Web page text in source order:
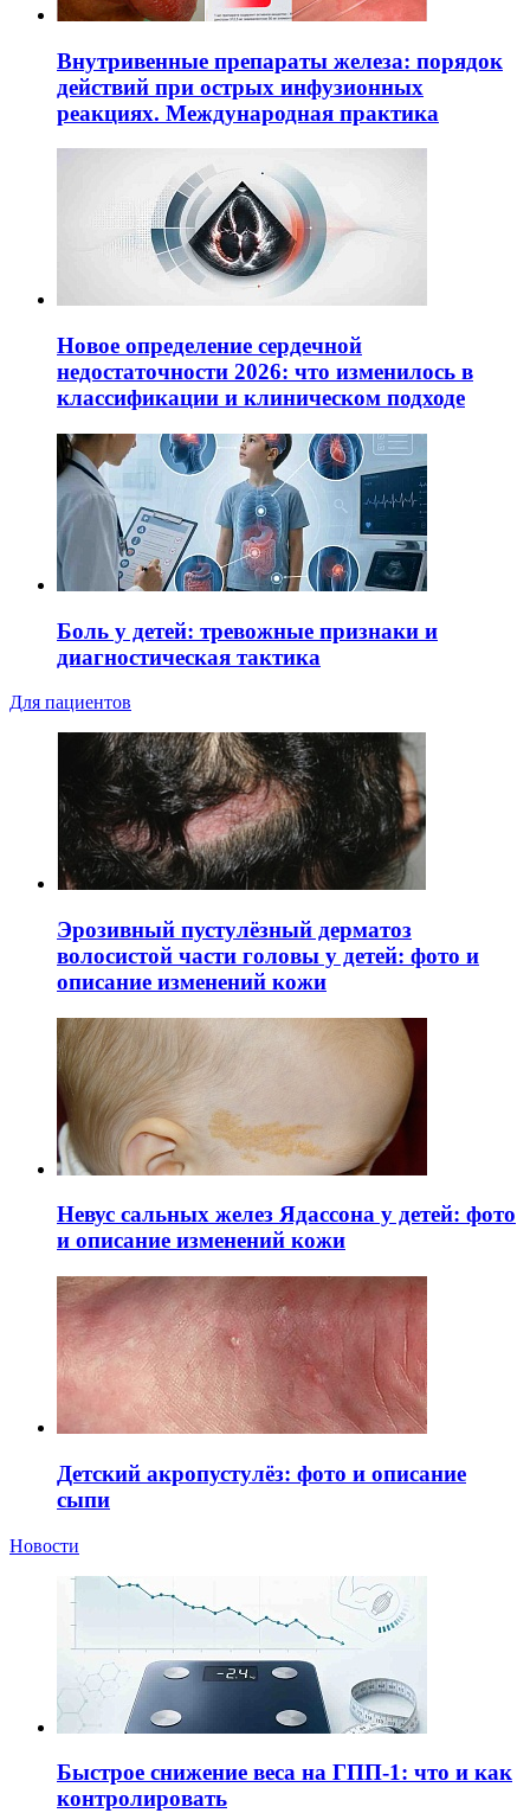
Внутривенные препараты железа: порядок
действий при острых инфузионных
реакциях. Международная практика
Новое определение сердечной
недостаточности 2026: что изменилось в
классификации и клиническом подходе
Боль у детей: тревожные признаки и
диагностическая тактика
Для пациентов
Эрозивный пустулёзный дерматоз
волосистой части головы у детей: фото и
описание изменений кожи
Невус сальных желез Ядассона у детей: фото
и описание изменений кожи
Детский акропустулёз: фото и описание
сыпи
Новости
Быстрое снижение веса на ГПП-1: что и как
контролировать